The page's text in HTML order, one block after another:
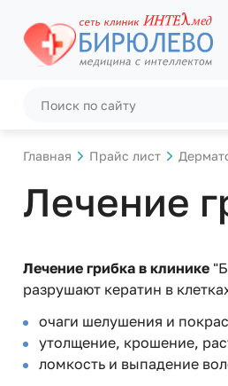
Главная Прайс лист
Лечение
Лечение грибка в клинике
разрушают кератин в
очаги шелушения и
утолщение, крошение,
ломкость и выпадение